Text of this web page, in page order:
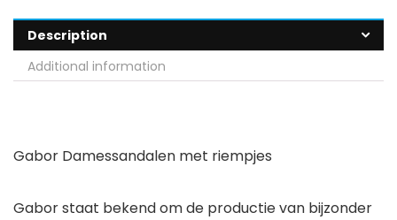
Description
Additional information
Gabor Damessandalen met riempjes
Gabor staat bekend om de productie van bijzonder